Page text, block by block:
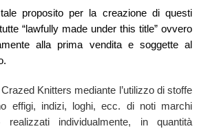
proposito per la creazione di questi
“lawfully made under this title” ovvero
alla prima vendita e soggette al
Knitters mediante l’utilizzo di stoffe
effigi, indizi, loghi, ecc. di noti marchi
realizzati individualmente, in quantità